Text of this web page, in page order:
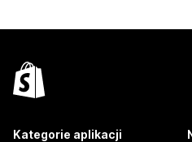
Kategorie aplikacji